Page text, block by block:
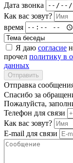
Дата звонка
Как вас зовут?
время
Я даю согласие
прочел политику в
данных
Отправить
Отправка
Спасибо за
Пожалуйста,
Телефон для связи
Как вас зовут?
E-mail для связи